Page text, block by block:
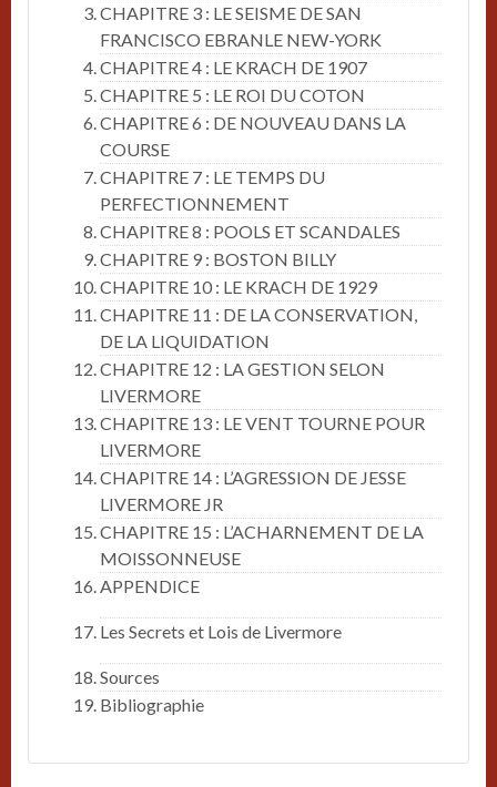
CHAPITRE 3 : LE SEISME DE SAN
FRANCISCO EBRANLE NEW-YORK
CHAPITRE 4 : LE KRACH DE 1907
CHAPITRE 5 : LE ROI DU COTON
CHAPITRE 6 : DE NOUVEAU DANS LA
COURSE
CHAPITRE 7 : LE TEMPS DU
PERFECTIONNEMENT
CHAPITRE 8 : POOLS ET SCANDALES
CHAPITRE 9 : BOSTON BILLY
CHAPITRE 10 : LE KRACH DE 1929
CHAPITRE 11 : DE LA CONSERVATION,
DE LA LIQUIDATION
CHAPITRE 12 : LA GESTION SELON
LIVERMORE
CHAPITRE 13 : LE VENT TOURNE POUR
LIVERMORE
CHAPITRE 14 : L’AGRESSION DE JESSE
LIVERMORE JR
CHAPITRE 15 : L’ACHARNEMENT DE LA
MOISSONNEUSE
APPENDICE
Les Secrets et Lois de Livermore
Sources
Bibliographie